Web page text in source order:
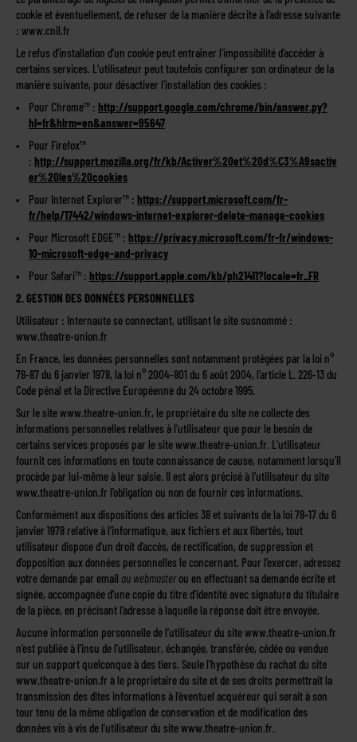
cookie et éventuellement, de refuser de la manière décrite à l’adresse suivante
: www.cnil.fr
Le refus d’installation d’un cookie peut entraîner l’impossibilité d’accéder à
certains services. L’utilisateur peut toutefois configurer son ordinateur de la
manière suivante, pour désactiver l’installation des cookies :
Pour Chrome™ : http://support.google.com/chrome/bin/answer.py?
hl=fr&hlrm=en&answer=95647
Pour Firefox™
: http://support.mozilla.org/fr/kb/Activer%20et%20d%C3%A9sactiv
er%20les%20cookies
Pour Internet Explorer™ : https://support.microsoft.com/fr-
fr/help/17442/windows-internet-explorer-delete-manage-cookies
Pour Microsoft EDGE™ : https://privacy.microsoft.com/fr-fr/windows-
10-microsoft-edge-and-privacy
Pour Safari™ : https://support.apple.com/kb/ph21411?locale=fr_FR
2. GESTION DES DONNÉES PERSONNELLES
Utilisateur : Internaute se connectant, utilisant le site susnommé :
www.theatre-union.fr
En France, les données personnelles sont notamment protégées par la loi n°
78-87 du 6 janvier 1978, la loi n° 2004-801 du 6 août 2004, l’article L. 226-13 du
Code pénal et la Directive Européenne du 24 octobre 1995.
Sur le site www.theatre-union.fr, le propriétaire du site ne collecte des
informations personnelles relatives à l’utilisateur que pour le besoin de
certains services proposés par le site www.theatre-union.fr. L’utilisateur
fournit ces informations en toute connaissance de cause, notamment lorsqu’il
procède par lui-même à leur saisie. Il est alors précisé à l’utilisateur du site
www.theatre-union.fr l’obligation ou non de fournir ces informations.
Conformément aux dispositions des articles 38 et suivants de la loi 78-17 du 6
janvier 1978 relative à l’informatique, aux fichiers et aux libertés, tout
utilisateur dispose d’un droit d’accès, de rectification, de suppression et
d’opposition aux données personnelles le concernant. Pour l’exercer, adressez
votre demande par email au webmasterou en effectuant sa demande écrite et
signée, accompagnée d’une copie du titre d’identité avec signature du titulaire
de la pièce, en précisant l’adresse à laquelle la réponse doit être envoyée.
Aucune information personnelle de l’utilisateur du site www.theatre-union.fr
n’est publiée à l’insu de l’utilisateur, échangée, transférée, cédée ou vendue
sur un support quelconque à des tiers. Seule l’hypothèse du rachat du site
www.theatre-union.fr à le proprietaire du site et de ses droits permettrait la
transmission des dites informations à l’éventuel acquéreur qui serait à son
tour tenu de la même obligation de conservation et de modification des
données vis à vis de l’utilisateur du site www.theatre-union.fr.